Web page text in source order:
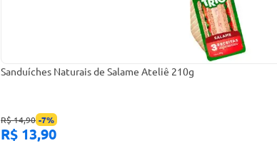
Sanduíches Naturais de Salame Ateliê 210g
R$ 14,90 -7%
R$ 13,90